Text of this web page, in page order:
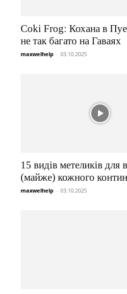
Coki Frog: Кохана в
не так багато на Гаваях
maxwelhelp - 03.10.2025
15 видів метеликів для
(майже) кожного
maxwelhelp - 03.10.2025